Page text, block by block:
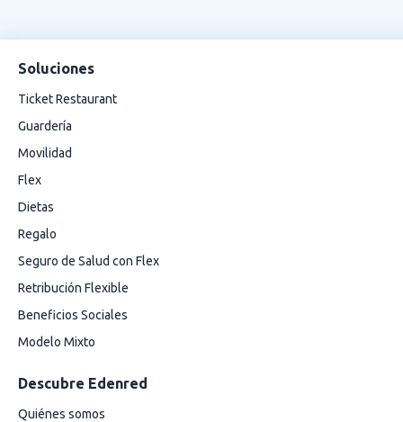
Soluciones
Ticket Restaurant
Guardería
Movilidad
Flex
Dietas
Regalo
Seguro de Salud con Flex
Retribución Flexible
Beneficios Sociales
Modelo Mixto
Descubre Edenred
Quiénes somos